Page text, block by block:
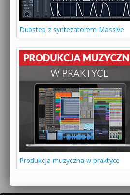
Dubstep z syntezatorem Massive
Produkcja muzyczna w praktyce